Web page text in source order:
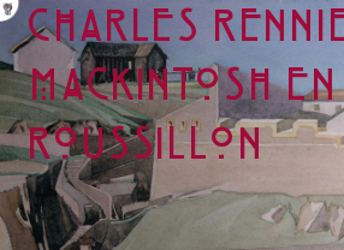
Charles
Mackintosh en
Roussillon